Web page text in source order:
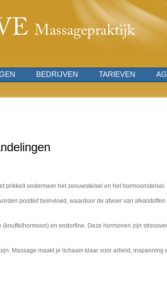
BEDRIJVEN TARIEVEN
prikkelt ondermeer het zenuwstelsel en het hormoonstelsel.
positief beïnvloed, waardoor de afvoer van
en endorfine. Deze hormonen zijn
Massage maakt je lichaam klaar voor arbeid, inspanning